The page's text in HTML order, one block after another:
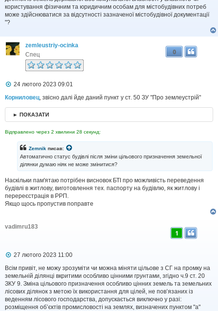
користування фізичним та юридичним особам для містобудівних потреб
може здійснюватися за відсутності зазначеної містобудівної документації
"?
zemleustriy-ocinka
Спец
0
П
в
о
л
24 лютого 2023 09:01
Корниловец, звісно далі йде даний пункт у ст. 50 ЗУ "Про землеустрій"
► ПОКАЗАТИ
Відправлено через 2 хвилини 28 секунд:
Zemnik писав:
Автоматично статус будівлі після зміни цільового призначення земельної
ділянки думаю ніяк не може змінитися?
Наскільки пам'ятаю потрібен висновок БТІ про можливість переведення
будівлі в житлову, виготовлення тех. паспорту на будівлю, як житлову і
перереєстрація в РРП.
Якщо щось пропустив поправте
vadimru183
1
П
в
і
д
о
м
л
е
27 лютого 2023 11:00
Всім привіт, не можу зрозуміти чи можна міняти цільове з СГ на промку на
земельній ділянці вкритими особливо цінними грунтами, згідно ч.9 ст. 20
ЗКУ 9. Зміна цільового призначення особливо цінних земель та земельних
лісових ділянок з метою їх використання для цілей, не пов’язаних із
веденням лісового господарства, допускається виключно у разі:
розміщення об’єктів промисловості на землях, визначених пунктом "а"